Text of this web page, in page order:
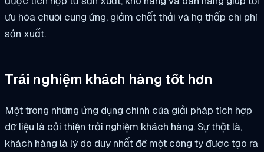
ưu hóa chuỗi cung ứng, giảm chất thải và hạ thấp chi phí
sản xuất.
Trải nghiệm khách hàng tốt hơn
Một trong những ứng dụng chính của giải pháp tích hợp
dữ liệu là cải thiện trải nghiệm khách hàng. Sự thật là,
khách hàng là lý do duy nhất để một công ty được tạo ra